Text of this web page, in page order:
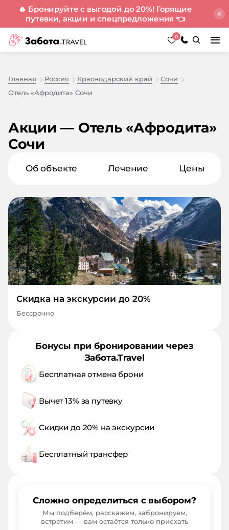
🔥 Бронируйте с выгодой до 20%! Горящие
путевки, акции и спецпредложения 👈
0
Главная Россия Краснодарский край
Сочи
Отель «Афродита» Сочи
Акции — Отель «Афродита»
Сочи
Об объекте Лечение Цены
Скидка на экскурсии до 20%
Бессрочно
Бонусы при бронировании через
Забота.Travel
Бесплатная отмена брони
Вычет 13% за путевку
Скидки до 20% на экскурсии
Бесплатный трансфер
Сложно определиться с выбором?
Мы подберём, расскажем, забронируем,
встретим — вам остаётся только приехать